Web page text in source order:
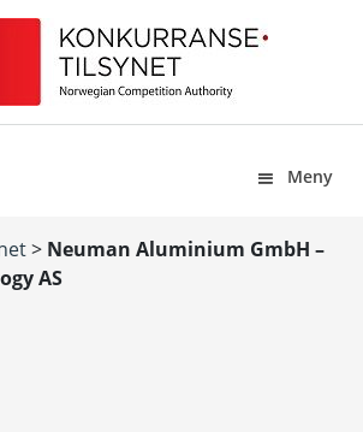
Meny
> Neuman Aluminium GmbH –
AS